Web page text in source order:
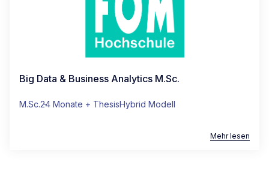
Big Data & Business Analytics M.Sc.
M.Sc.24 Monate + ThesisHybrid Modell
Mehr lesen